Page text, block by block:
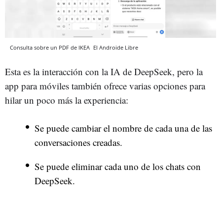
Consulta sobre un PDF de IKEA El Androide Libre
Esta es la interacción con la IA de DeepSeek, pero la
app para móviles también ofrece varias opciones para
hilar un poco más la experiencia:
Se puede cambiar el nombre de cada una de las
conversaciones creadas.
Se puede eliminar cada uno de los chats con
DeepSeek.